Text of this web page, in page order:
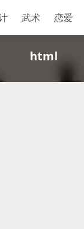
武术 恋爱
html